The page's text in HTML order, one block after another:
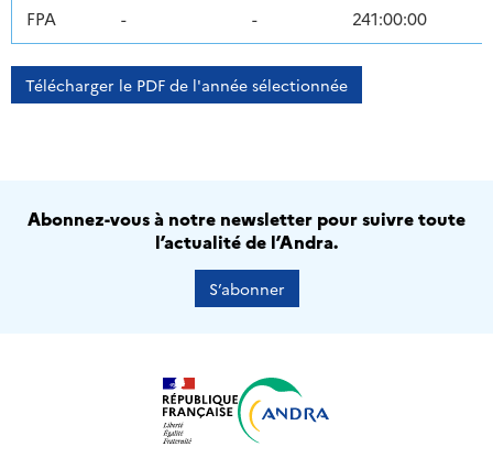
FPA - - 241:00:00
Télécharger le PDF de l'année sélectionnée
Abonnez-vous à notre newsletter pour suivre toute
l’actualité de l’Andra.
S’abonner